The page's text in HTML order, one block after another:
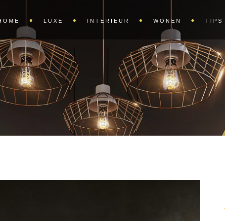
LUXE INTERIEUR WONEN TIPS